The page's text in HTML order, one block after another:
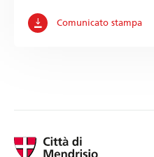
Comunicato stampa